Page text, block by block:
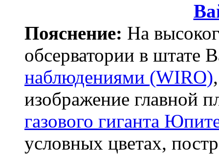
Пояснение: На
обсерватории в штате
наблюдениями (WIRO)
изображение главной
газового гиганта
условных цветах,